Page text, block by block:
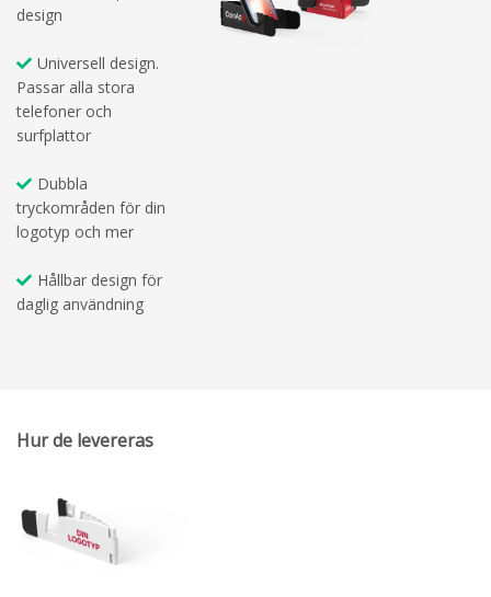
design
Universell design.
Passar alla stora
telefoner och
surfplattor
Dubbla
tryckområden för din
logotyp och mer
Hållbar design för
daglig användning
Hur de levereras